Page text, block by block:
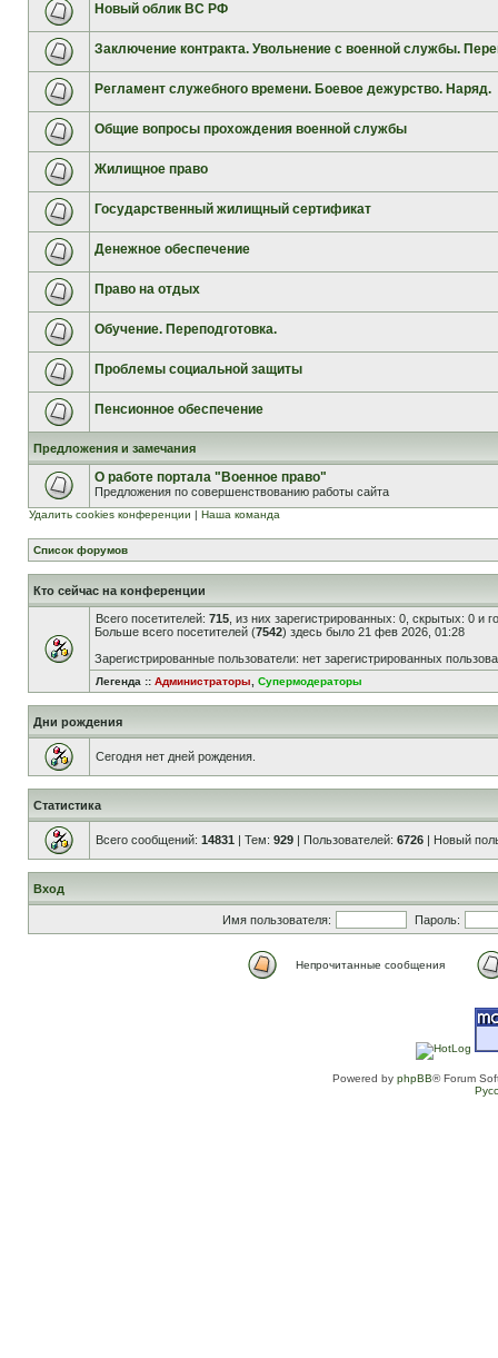
Новый облик ВС РФ
Заключение контракта. Увольнение с военной службы.
Регламент служебного времени. Боевое дежурство. Наряд.
Общие вопросы прохождения военной службы
Жилищное право
Государственный жилищный сертификат
Денежное обеспечение
Право на отдых
Обучение. Переподготовка.
Проблемы социальной защиты
Пенсионное обеспечение
Предложения и замечания
О работе портала "Военное право"
Предложения по совершенствованию работы сайта
Удалить cookies конференции | Наша команда
Список форумов
Кто сейчас на конференции
Всего посетителей: 715 , из них зарегистрированных: 0, скрытых: 0 и
Больше всего посетителей (7542) здесь было 21 фев 2026, 01:28
Зарегистрированные пользователи: нет зарегистрированных
Легенда :: Администраторы Супермодераторы
Дни рождения
Сегодня нет дней рождения.
Статистика
Всего сообщений: 14831 | Тем: 929 | Пользователей: 6726 | Новый
Вход
Имя пользователя: Пароль:
Непрочитанные сообщения
Powered by phpBB® Forum